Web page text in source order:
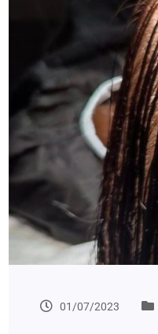
01/07/2023